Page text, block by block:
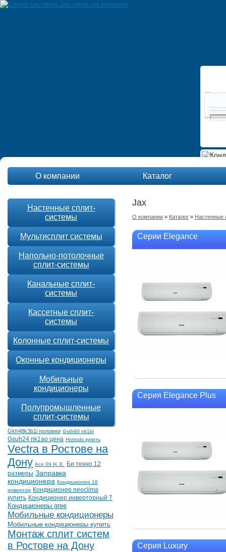
О компании Каталог
Настенные сплит-
системы
Мультисплит системы
Напольно-потолочные
сплит-системы
Канальные сплит-
системы
Кассетные сплит-
системы
Колонные сплит-системы
Оконные кондиционеры
Мобильные
кондиционеры
Полупромышленные
сплит-системы
Gkh48k3b1i поломки Gsth60 nk1bi
Gsuh24 nk1ao цена Hotrods купить
Vectra в Ростове на
Дону Асе 09 Н. Е.
Би техно 12
размеры Заправка
кондиционера Кондиционер 18
инвертор Кондиционер neoclima
купить Кондиционер инверторный 7
Кондиционеры gree
Мобильные кондиционеры
Мобильные кондиционеры купить
Монтаж сплит систем
в Ростове на Дону
Jax
О компании » Каталог » Настенные
Серии Elegance
Серия Elegance Plus
Серия Luxury